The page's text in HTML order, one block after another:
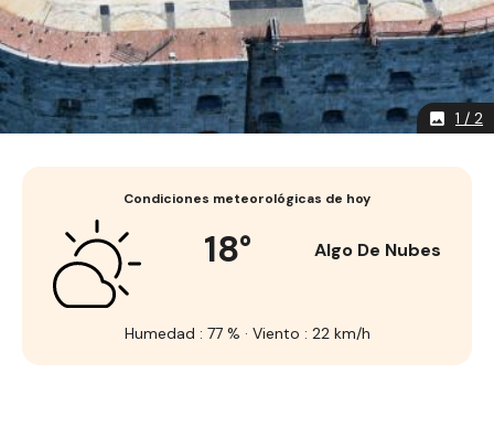
image 1 / 2
Condiciones meteorológicas de hoy
18° Algo De Nubes
Humedad : 77 % · Viento : 22 km/h